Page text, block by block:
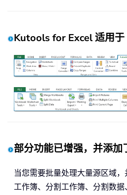
Kutools for Excel 适用
部分功能已增强，并添加
当您需要批量处理大量源区域
工作簿、分割工作簿、分割数